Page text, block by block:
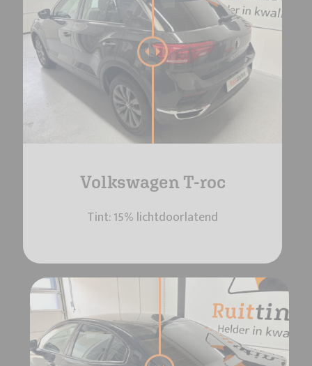
Volkswagen T-roc
Tint: 15% lichtdoorlatend